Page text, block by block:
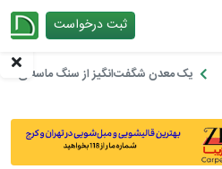
ثبت درخواست
یک معدن شگفت‌انگیز از سنگ ماسه‌ای که